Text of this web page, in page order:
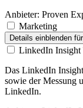
Anbieter: Proven
Marketing
Details einblenden
LinkedIn Insight
Das LinkedIn
sowie der Messung
LinkedIn.